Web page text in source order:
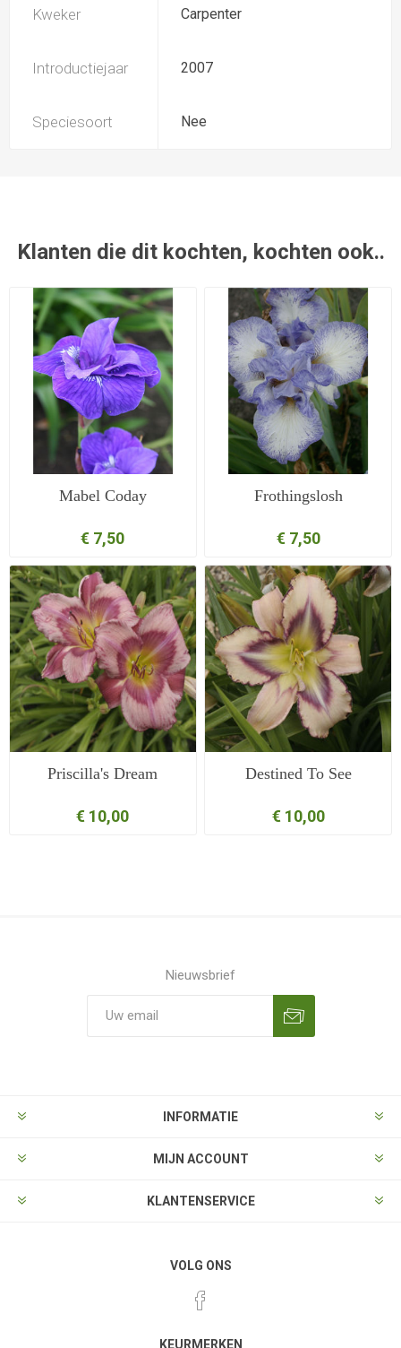
Kweker Carpenter
Introductiejaar 2007
Speciesoort Nee
Klanten die dit kochten, kochten ook..
Mabel Coday
€ 7,50
Frothingslosh
€ 7,50
Priscilla's Dream
€ 10,00
Destined To See
€ 10,00
Nieuwsbrief
INFORMATIE
MIJN ACCOUNT
KLANTENSERVICE
VOLG ONS
KEURMERKEN